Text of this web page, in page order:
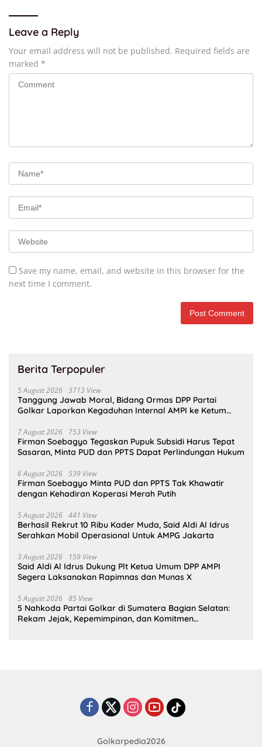
Leave a Reply
Your email address will not be published. Required fields are
marked *
Save my name, email, and website in this browser for the
next time I comment.
Berita Terpopuler
5 August 2026 3713 View
Tanggung Jawab Moral, Bidang Ormas DPP Partai
Golkar Laporkan Kegaduhan Internal AMPI ke Ketum
7 August 2026 753 View
Firman Soebagyo Tegaskan Pupuk Subsidi Harus Tepat
Sasaran, Minta PUD dan PPTS Dapat Perlindungan Hukum
6 August 2026 539 View
Firman Soebagyo Minta PUD dan PPTS Tak Khawatir
dengan Kehadiran Koperasi Merah Putih
5 August 2026 441 View
Berhasil Rekrut 10 Ribu Kader Muda, Said Aldi Al Idrus
Serahkan Mobil Operasional Untuk AMPG Jakarta
3 August 2026 159 View
Said Aldi Al Idrus Dukung Plt Ketua Umum DPP AMPI
Segera Laksanakan Rapimnas dan Munas X
5 August 2026 85 View
5 Nahkoda Partai Golkar di Sumatera Bagian Selatan:
Rekam Jejak, Kepemimpinan, dan Komitmen
Golkarpedia2026